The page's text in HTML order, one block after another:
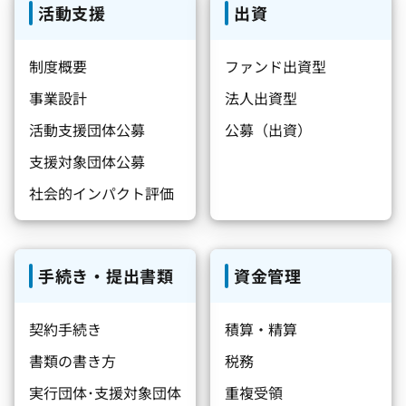
活動支援
制度概要
事業設計
活動支援団体公募
支援対象団体公募
社会的インパクト評価
出資
ファンド出資型
法人出資型
公募（出資）
手続き・提出書類
契約手続き
書類の書き方
実行団体･支援対象団体
資金管理
積算・精算
税務
重複受領